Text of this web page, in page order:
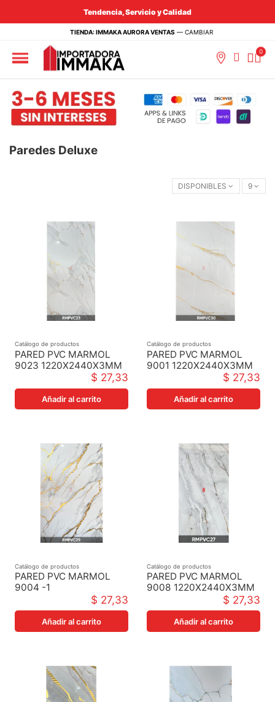
Tendencia, Servicio y Calidad
TIENDA: IMMAKA AURORA VENTAS — CAMBIAR
Paredes Deluxe
DISPONIBLES 9
Catálogo de productos
PARED PVC MARMOL
9023 1220X2440X3MM
$ 27,33
Añadir al carrito
Catálogo de productos
PARED PVC MARMOL
9001 1220X2440X3MM
$ 27,33
Añadir al carrito
Catálogo de productos
PARED PVC MARMOL
9004 -1
1220X2440X3MM$ 27,33
Añadir al carrito
Catálogo de productos
PARED PVC MARMOL
9008 1220X2440X3MM
$ 27,33
Añadir al carrito